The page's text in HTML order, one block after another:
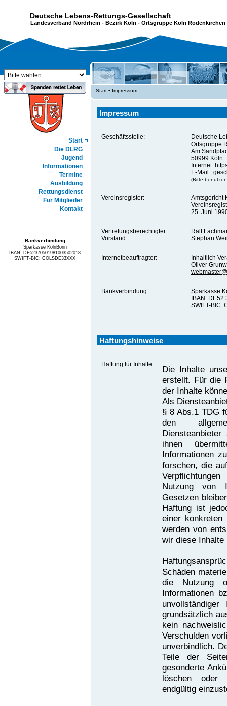
Deutsche Lebens-Rettungs-Gesellschaft
Landesverband Nordrhein - Bezirk Köln - Ortsgruppe Köln Rodenkirchen
Start
Die DLRG
Jugend
Informationen
Termine
Ausbildung
Rettungsdienst
Für Mitglieder
Kontakt
Bankverbindung
Sparkasse KölnBonn
IBAN: DE52370501981003502018
SWIFT-BIC: COLSDE33XXX
Start• Impressum
Impressum
Geschäftsstelle:
Deutsche
Ortsgruppe
Am
50999 Köln
Internet:
E-Mail:
(Bitte
Vereinsregister:
Amtsgericht
25. Juni
Vertretungsberechtigter
Vorstand:
Ralf
Stephan
Internetbeauftragter:
Inhaltlich
Oliver
Bankverbindung:
Sparkasse
IBAN: DE52
SWIFT-BIC:
Haftungshinweise
Haftung für Inhalte:
Die Inhalte
erstellt. Für die
der Inhalte
Als
§ 8 Abs.1 TDG
den
ihnen
Informationen
forschen, die
Nutzung von
Gesetzen
Haftung ist
einer konkreten
werden von
wir diese Inhalte
Schäden
die Nutzung
Informationen
grundsätzlich
kein
Verschulden
unverbindlich.
Teile der
gesonderte
löschen oder
endgültig